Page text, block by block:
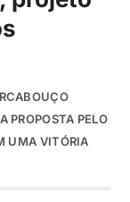
PROPOSTA PELO
UMA VITÓRIA